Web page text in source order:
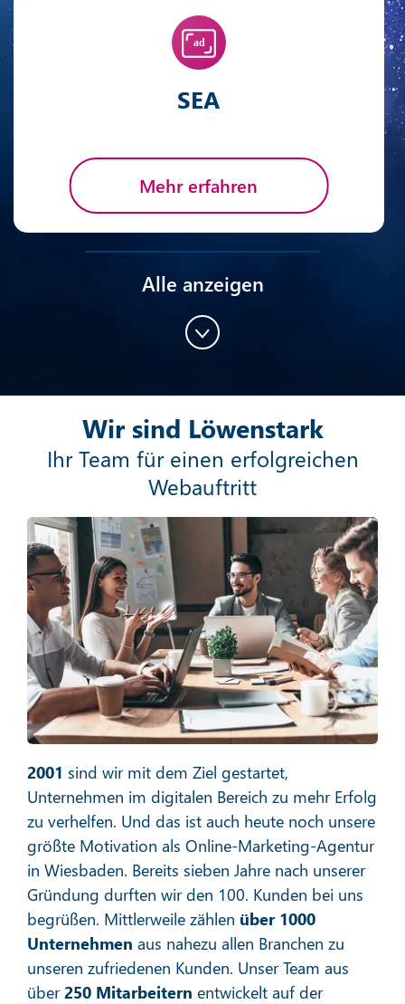
SEA
Mehr erfahren
Mehr erfahren
Social Media Marketing
Mehr erfahren
E-Mail-Marketing
Mehr erfahren
Alle anzeigen
Wir sind Löwenstark
Ihr Team für einen erfolgreichen
Webauftritt
2001 sind wir mit dem Ziel gestartet,
Unternehmen im digitalen Bereich zu mehr Erfolg
zu verhelfen. Und das ist auch heute noch unsere
größte Motivation als Online-Marketing-Agentur
in Wiesbaden. Bereits sieben Jahre nach unserer
Gründung durften wir den 100. Kunden bei uns
begrüßen. Mittlerweile zählen über 1000
Unternehmen aus nahezu allen Branchen zu
unseren zufriedenen Kunden. Unser Team aus
über250 Mitarbeitern entwickelt auf der